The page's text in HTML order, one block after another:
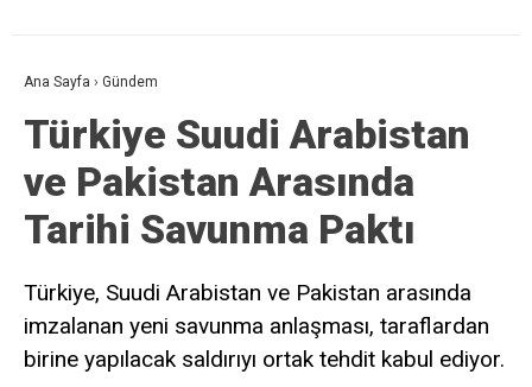
Ana Sayfa › Gündem
Türkiye Suudi Arabistan
ve Pakistan Arasında
Tarihi Savunma Paktı
Türkiye, Suudi Arabistan ve Pakistan arasında
imzalanan yeni savunma anlaşması, taraflardan
birine yapılacak saldırıyı ortak tehdit kabul ediyor.